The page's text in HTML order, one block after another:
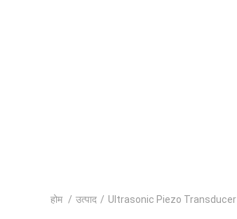
होम / उत्पाद / Ultrasonic Piezo Transducer